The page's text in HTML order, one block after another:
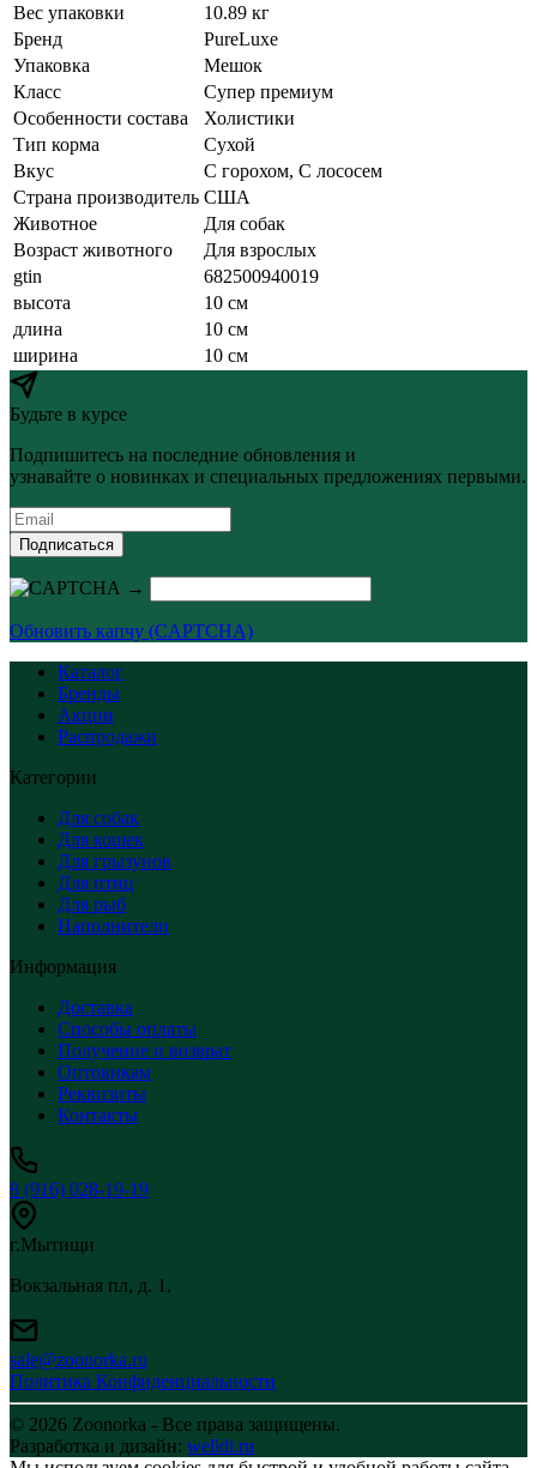
Вес упаковки
10.89 кг
Бренд
PureLuxe
Упаковка
Мешок
Класс
Супер премиум
Особенности состава
Холистики
Тип корма
Сухой
Вкус
С горохом, С лососем
Страна производитель США
Животное
Для собак
Возраст животного
Для взрослых
gtin
682500940019
высота
10 см
длина
10 см
ширина
10 см
Будьте в курсе
Подпишитесь на последние обновления и
узнавайте о новинках и специальных предложениях первыми.
Подписаться
→
Обновить капчу (CAPTCHA)
Каталог
Бренды
Акции
Распродажи
Категории
Для собак
Для кошек
Для грызунов
Для птиц
Для рыб
Наполнители
Информация
Доставка
Способы оплаты
Получение и возврат
Оптовикам
Реквизиты
Контакты
8 (916) 028-19-19
г.Мытищи
Вокзальная пл, д. 1,
sale@zoonorka.ru
Политика Конфиденциальности
© 2026 Zoonorka - Все права защищены.
Разработка и дизайн: welldi.ru